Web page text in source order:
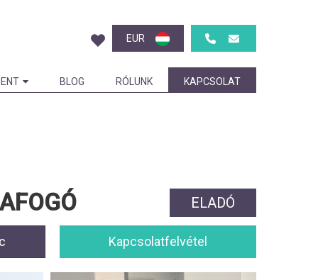
EUR
BLOG RÓLUNK KAPCSOLAT
ELADÓ
Kapcsolatfelvétel